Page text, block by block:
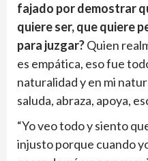
fajado por demostrar
quiere ser, que quiere
para juzgar?Quien
es empática, eso fue
naturalidad y en mi
saluda, abraza, apoya,
“Yo veo todo y siento
injusto porque cuando